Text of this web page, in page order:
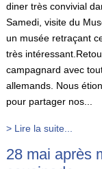
diner très convivial
Samedi, visite du
un musée retraçant
très
campagnard avec
allemands. Nous
pour partager nos...
> Lire la suite...
28 mai après